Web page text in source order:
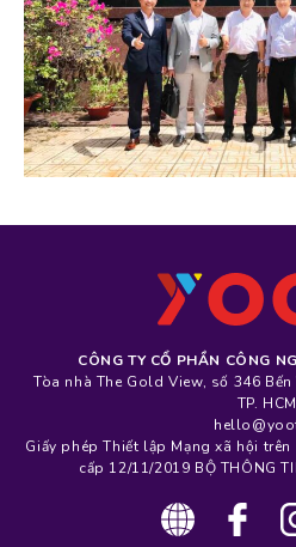
CÔNG TY CỔ PHẦN CÔNG
Tòa nhà The Gold View, số 346
TP. HCM
Giấy phép Thiết lập Mạng xã hội
cấp 12/11/2019 BỘ THÔNG